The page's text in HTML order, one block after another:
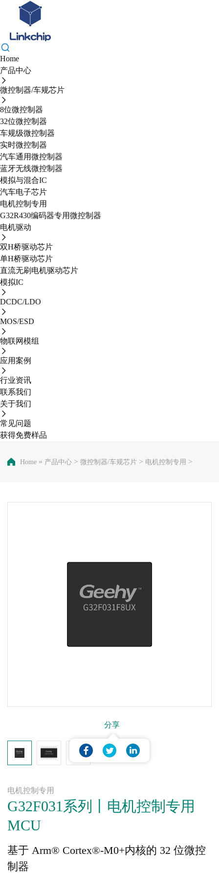
Home
产品中心
微控制器/车规芯片
8位微控制器
32位微控制器
车规级微控制器
实时微控制器
汽车通用微控制器
蓝牙无线微控制器
模拟与混合IC
汽车电子芯片
电机控制专用
G32R430编码器专用微控制器
电机驱动
双H桥驱动芯片
单H桥驱动芯片
直流无刷电机驱动芯片
模拟IC
DCDC/LDO
MOS/ESD
物联网模组
应用案例
行业资讯
联系我们
关于我们
常见问题
获得免费样品
Home » 产品中心 > 微控制器/车规芯片 > 电机控制专用 >
分享
电机控制专用
G32F031系列丨电机控制专用
MCU
基于 Arm® Cortex®-M0+内核的 32 位微控
制器